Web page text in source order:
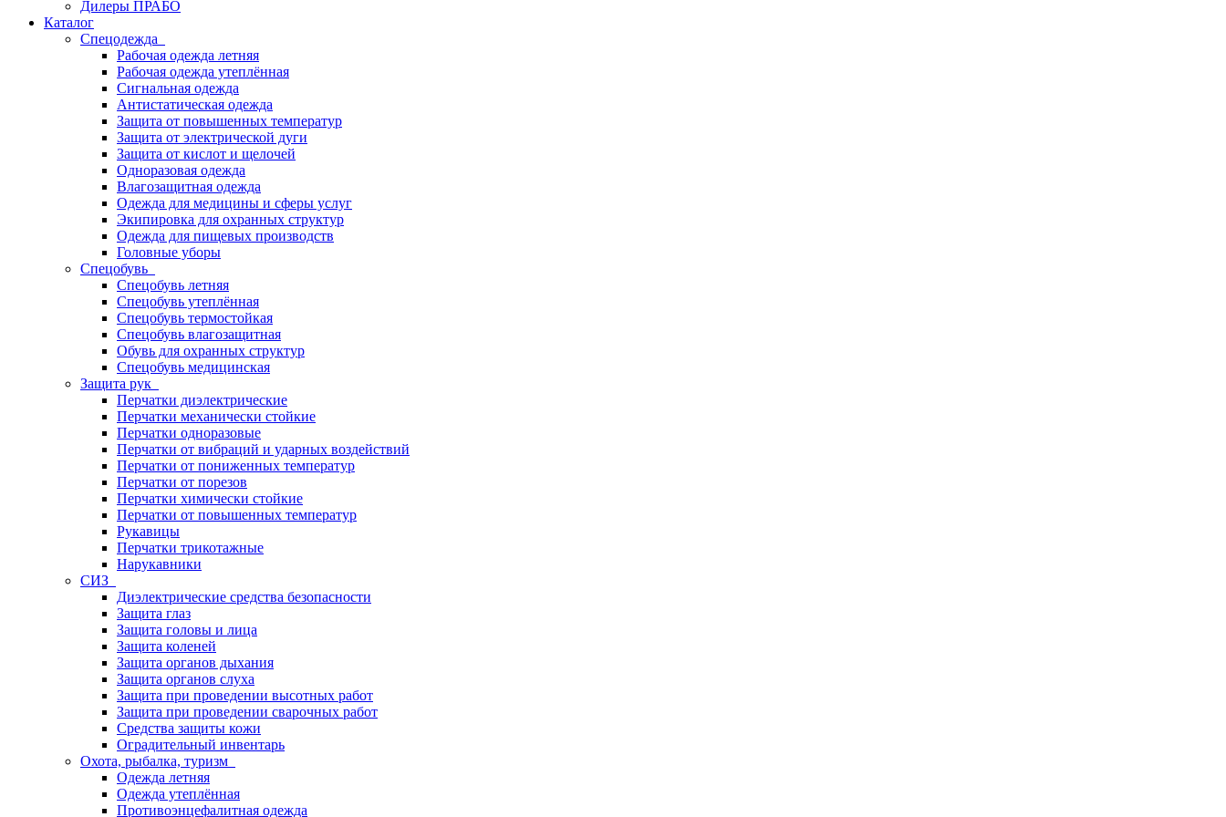
Дилеры ПРАБО
Каталог
Спецодежда
Рабочая одежда летняя
Рабочая одежда утеплённая
Сигнальная одежда
Антистатическая одежда
Защита от повышенных температур
Защита от электрической дуги
Защита от кислот и щелочей
Одноразовая одежда
Влагозащитная одежда
Одежда для медицины и сферы услуг
Экипировка для охранных структур
Одежда для пищевых производств
Головные уборы
Спецобувь
Спецобувь летняя
Спецобувь утеплённая
Спецобувь термостойкая
Спецобувь влагозащитная
Обувь для охранных структур
Спецобувь медицинская
Защита рук
Перчатки диэлектрические
Перчатки механически стойкие
Перчатки одноразовые
Перчатки от вибраций и ударных воздействий
Перчатки от пониженных температур
Перчатки от порезов
Перчатки химически стойкие
Перчатки от повышенных температур
Рукавицы
Перчатки трикотажные
Нарукавники
СИЗ
Диэлектрические средства безопасности
Защита глаз
Защита головы и лица
Защита коленей
Защита органов дыхания
Защита органов слуха
Защита при проведении высотных работ
Защита при проведении сварочных работ
Средства защиты кожи
Оградительный инвентарь
Охота, рыбалка, туризм
Одежда летняя
Одежда утеплённая
Противоэнцефалитная одежда